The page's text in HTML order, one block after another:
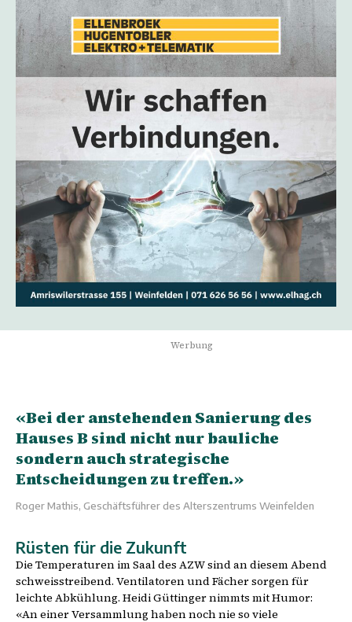
Werbung
«Bei der anstehenden Sanierung des
Hauses B sind nicht nur bauliche
sondern auch strategische
Entscheidungen zu treffen.»
Roger Mathis, Geschäftsführer des Alterszentrums Weinfelden
Rüsten für die Zukunft
Die Temperaturen im Saal des AZW sind an diesem Abend
schweisstreibend. Ventilatoren und Fächer sorgen für
leichte Abkühlung. Heidi Güttinger nimmts mit Humor:
«An einer Versammlung haben noch nie so viele